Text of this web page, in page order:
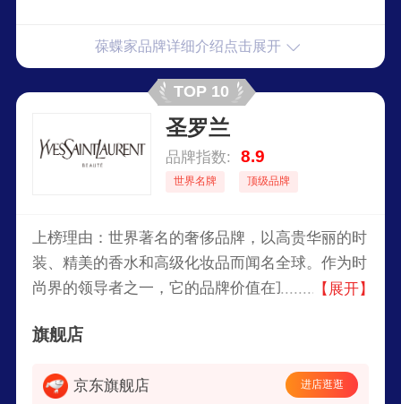
葆蝶家品牌详细介绍点击展开
TOP 10
圣罗兰
品牌指数: 8.9
世界名牌 顶级品牌
上榜理由：世界著名的奢侈品牌，以高贵华丽的时
装、精美的香水和高级化妆品而闻名全球。作为时
尚界的领导者之一，它的品牌价值在顶尖奢侈品牌
的经典象征。
【展开】
旗舰店
京东旗舰店 进店逛逛